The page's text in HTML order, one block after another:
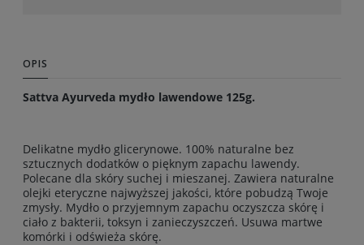
OPIS
Sattva Ayurveda mydło lawendowe 125g.
Delikatne mydło glicerynowe. 100% naturalne bez
sztucznych dodatków o pięknym zapachu lawendy.
Polecane dla skóry suchej i mieszanej. Zawiera naturalne
olejki eteryczne najwyższej jakości, które pobudzą Twoje
zmysły. Mydło o przyjemnym zapachu oczyszcza skórę i
ciało z bakterii, toksyn i zanieczyszczeń. Usuwa martwe
komórki i odświeża skórę.